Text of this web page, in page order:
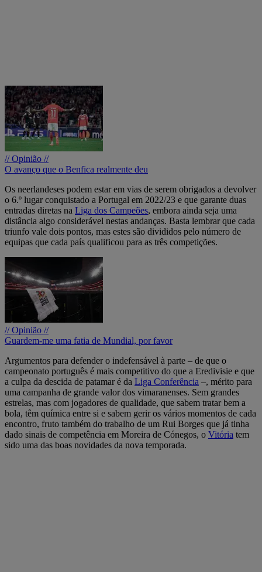
// Opinião //
O avanço que o Benfica realmente deu
Os neerlandeses podem estar em vias de serem obrigados a devolver
o 6.º lugar conquistado a Portugal em 2022/23 e que garante duas
entradas diretas na Liga dos Campeões, embora ainda seja uma
distância algo considerável nestas andanças. Basta lembrar que cada
triunfo vale dois pontos, mas estes são divididos pelo número de
equipas que cada país qualificou para as três competições.
// Opinião //
Guardem-me uma fatia de Mundial, por favor
Argumentos para defender o indefensável à parte – de que o
campeonato português é mais competitivo do que a Eredivisie e que
a culpa da descida de patamar é da Liga Conferência –, mérito para
uma campanha de grande valor dos vimaranenses. Sem grandes
estrelas, mas com jogadores de qualidade, que sabem tratar bem a
bola, têm química entre si e sabem gerir os vários momentos de cada
encontro, fruto também do trabalho de um Rui Borges que já tinha
dado sinais de competência em Moreira de Cónegos, o Vitória tem
sido uma das boas novidades da nova temporada.